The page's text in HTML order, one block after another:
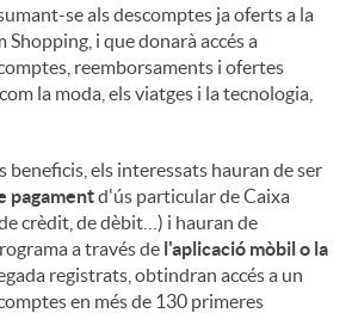
se als descomptes ja oferts a la
i que donarà accés a
reemborsaments i ofertes
la moda, els viatges i la tecnologia,
beneficis, els interessats hauran de ser
pagamentd'ús particular de Caixa
crèdit, de dèbit…) i hauran de
a través de l'aplicació mòbil o la
registrats, obtindran accés a un
en més de 130 primeres